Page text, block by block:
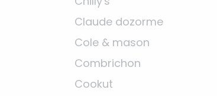
Claude dozorme
Cole & mason
Combrichon
Cookut